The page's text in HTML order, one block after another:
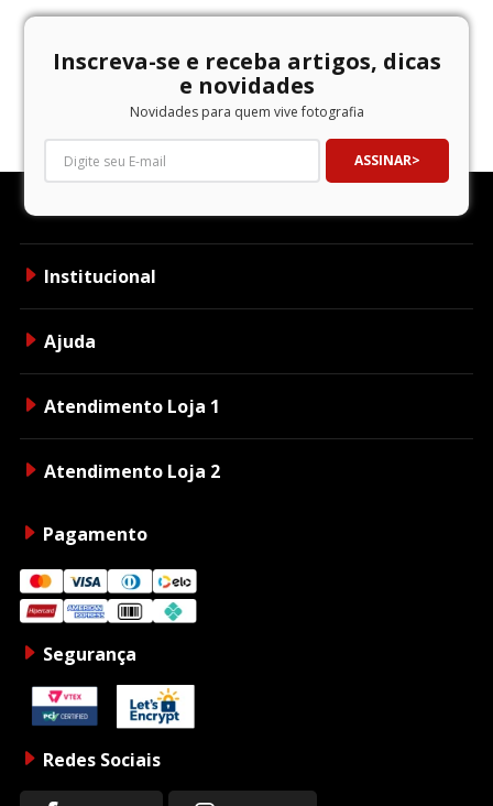
Inscreva-se e receba artigos, dicas
e novidades
Novidades para quem vive fotografia
ASSINAR
Institucional
Ajuda
Atendimento Loja 1
Atendimento Loja 2
Pagamento
Segurança
Redes Sociais